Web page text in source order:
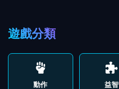
遊戲分類
動作 益智